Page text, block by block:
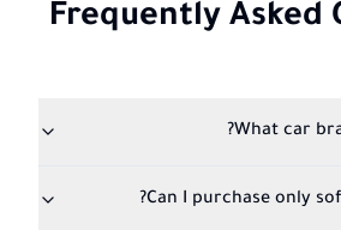
Frequently Asked
What car
Can I purchase only